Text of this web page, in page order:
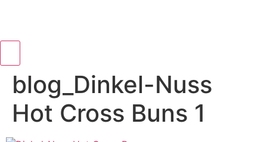
blog_Dinkel-Nuss
Hot Cross Buns 1